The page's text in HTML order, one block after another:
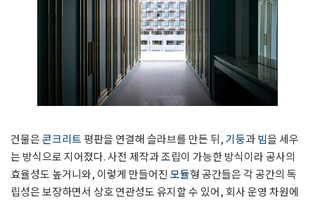
건물은콘크리트 평판을 연결해 슬라브를 만든 뒤,기둥과빔을 세우
는 방식으로 지어졌다. 사전 제작과 조립이 가능한 방식이라 공사의
효율성도 높거니와, 이렇게 만들어진 모듈형 공간들은 각 공간의 독
립성은 보장하면서 상호 연관성도 유지할 수 있어, 회사 운영 차원에